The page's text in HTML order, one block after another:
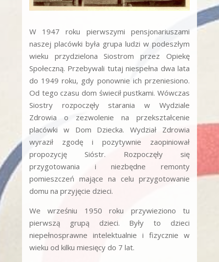
W 1947 roku pierwszymi pensjonariuszami
naszej placówki była grupa ludzi w podeszłym
wieku przydzielona Siostrom przez Opiekę
Społeczną. Przebywali tutaj niespełna dwa lata
do 1949 roku, gdy ponownie ich przeniesiono.
Od tego czasu dom świecił pustkami. Wówczas
Siostry rozpoczęły starania w Wydziale
Zdrowia o zezwolenie na przekształcenie
placówki w Dom Dziecka. Wydział Zdrowia
wyraził zgodę i pozytywnie zaopiniował
propozycję Sióstr. Rozpoczęły się
przygotowania i niezbędne remonty
pomieszczeń mające na celu przygotowanie
domu na przyjęcie dzieci.
We wrześniu 1950 roku przywieziono tu
pierwszą grupą dzieci. Były to dzieci
niepełnosprawne intelektualnie i fizycznie w
wieku od kilku miesięcy do 7 lat.